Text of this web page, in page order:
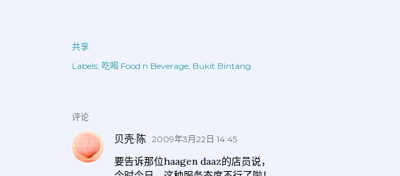
共享
Labels: 吃喝 Food n Beverage Bukit Bintang
评论
贝壳·陈 2009年3月22日 14:45
要告诉那位haagen daaz的店员说，